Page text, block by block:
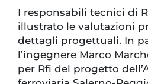
I responsabili tecnici di
illustrato le valutazioni
dettagli progettuali. In
l’ingegnere Marco
per Rfi del progetto